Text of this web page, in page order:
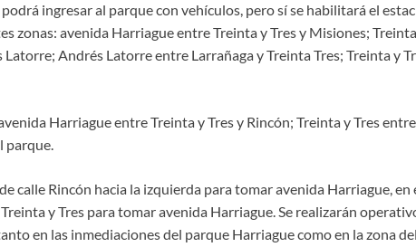
ingresar al parque con vehículos, pero sí se habilitará el
zonas: avenida Harriague entre Treinta y Tres y Misiones;
Andrés Latorre entre Larrañaga y Treinta Tres; Treinta y
Harriague entre Treinta y Tres y Rincón; Treinta y Tres
parque.
calle Rincón hacia la izquierda para tomar avenida Harriague, en
y Tres para tomar avenida Harriague. Se realizarán
en las inmediaciones del parque Harriague como en la zona